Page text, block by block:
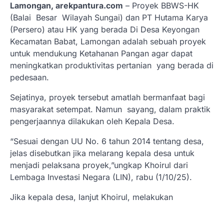
Lamongan, arekpantura.com – Proyek BBWS-HK
(Balai Besar Wilayah Sungai) dan PT Hutama Karya
(Persero) atau HK yang berada Di Desa Keyongan
Kecamatan Babat, Lamongan adalah sebuah proyek
untuk mendukung Ketahanan Pangan agar dapat
meningkatkan produktivitas pertanian yang berada di
pedesaan.
Sejatinya, proyek tersebut amatlah bermanfaat bagi
masyarakat setempat. Namun sayang, dalam praktik
pengerjaannya dilakukan oleh Kepala Desa.
“Sesuai dengan UU No. 6 tahun 2014 tentang desa,
jelas disebutkan jika melarang kepala desa untuk
menjadi pelaksana proyek,”ungkap Khoirul dari
Lembaga Investasi Negara (LIN), rabu (1/10/25).
Jika kepala desa, lanjut Khoirul, melakukan